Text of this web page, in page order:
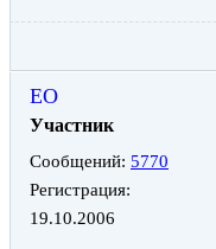
ЕО
Участник
Сообщений: 5770
Регистрация:
19.10.2006